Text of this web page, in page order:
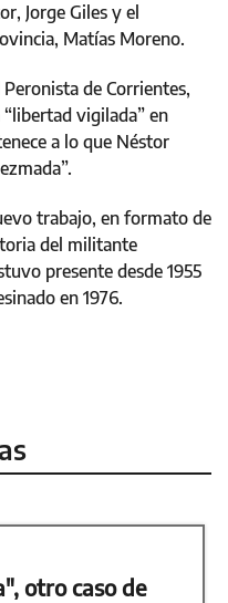
Jorge Giles y el
Matías Moreno.
de Corrientes,
vigilada” en
a lo que Néstor
trabajo, en formato de
del militante
presente desde 1955
en 1976.
otro caso de